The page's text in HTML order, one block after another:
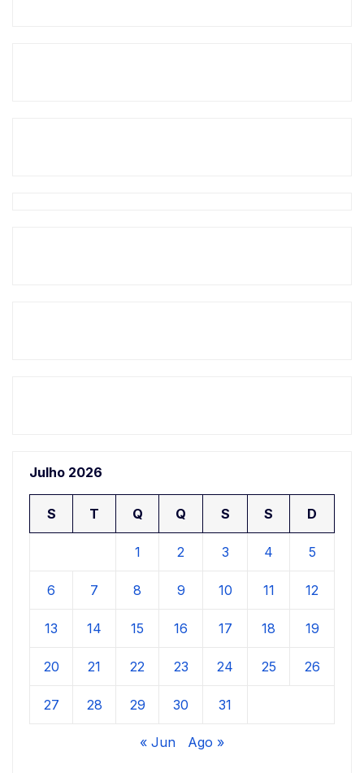
Julho 2026
S T Q Q S S D
1 2 3 4 5
6 7 8 9 10 11 12
13 14 15 16 17 18 19
20 21 22 23 24 25 26
27 28 29 30 31
« Jun Ago »